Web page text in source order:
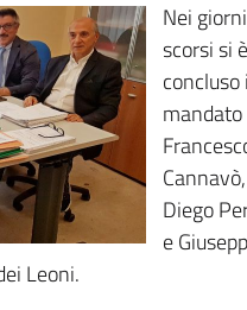
Nei giorni
scorsi si è
concluso
mandato
Cannavò,
Diego
e
Leoni.